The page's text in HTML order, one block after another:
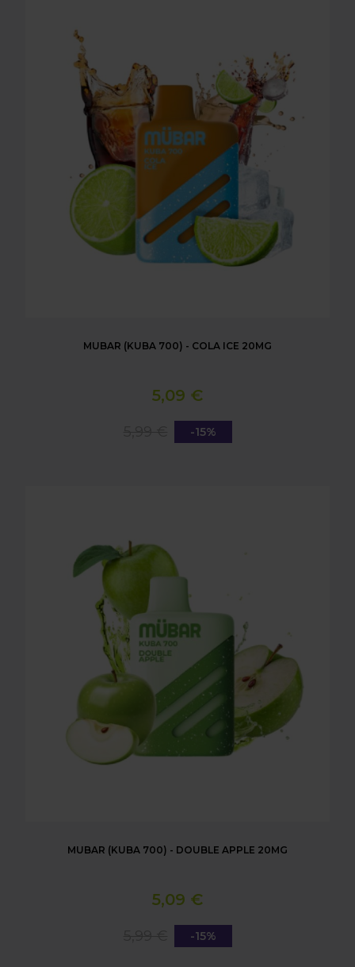
MUBAR (KUBA 700) - COLA ICE 20MG
5,09 €
-15%
MUBAR (KUBA 700) - DOUBLE APPLE 20MG
5,09 €
-15%